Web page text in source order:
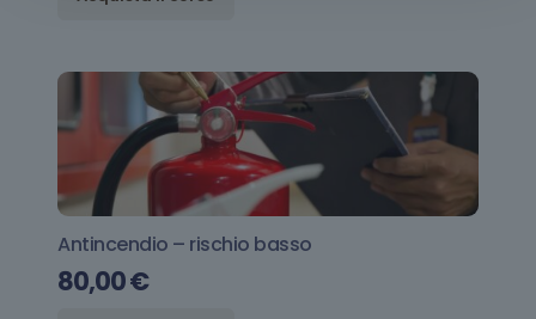
Antincendio – rischio basso
80,00€